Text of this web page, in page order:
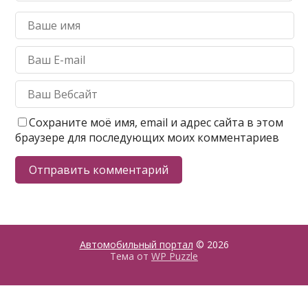
Сохраните моё имя, email и адрес сайта в этом
браузере для последующих моих комментариев
Автомобильный портал © 2026
Тема от WP Puzzle